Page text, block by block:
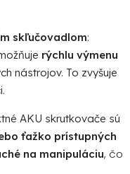
skľučovadlom:
rýchlu výmenu
nástrojov. To zvyšuje
AKU skrutkovače sú
ťažko prístupných
na manipuláciu, čo